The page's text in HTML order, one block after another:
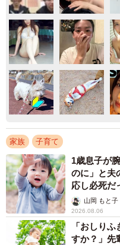
家族 子育て
1歳息子が
のに」と
応し必死
出し…山岡 もと子
2026.08.06
「おしり
すか？」先